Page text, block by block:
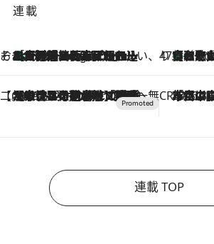
連載
そおだよおこの関西おいしい、おやつ紀行9 Hours Ago
［大阪府箕面市］一皿一皿目の前で仕上げられる、料理を巧みに組み込んだアシェットデセールコース「ミチル アシェット デセール（Michiru assiette dessert）」 47都道府県の手みやげ
9
【和歌山県】この夏絶対食べたい 冷やしておいしいおやつ3選 みかんがごろっと丸ごと入ったジュレ
【CREA×星野リゾート】唯一無二。癒しと発見が待つ場所へ
2026.8.7
【トンボの足水浴】ヒノキの香りに包まれて涼感マックス！約13℃の湧水かけ流しを避暑地「星野温泉 トンボの湯」で体験 CREA'S
「立川にも歌舞伎があるんだ
連載 TOP